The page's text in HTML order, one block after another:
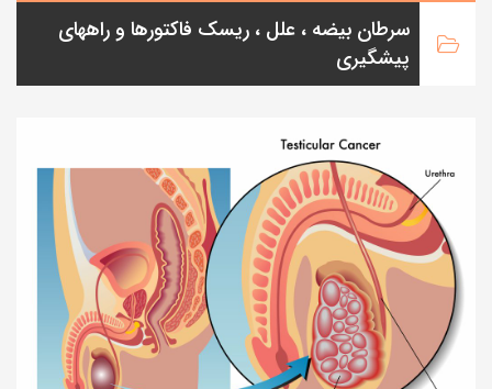
سرطان بیضه ، علل ، ریسک فاکتورها و راههای
پیشگیری